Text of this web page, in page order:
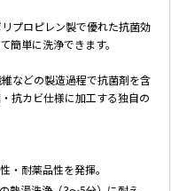
プロピレン製で優れた抗菌効
簡単に洗浄できます。
などの製造過程で抗菌剤を含
抗カビ仕様に加工する独自の
・耐薬品性を発揮。